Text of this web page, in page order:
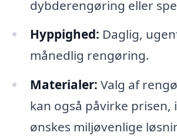
dybderengøring eller
Hyppighed: Daglig,
månedlig rengøring.
Materialer: Valg af
kan også påvirke
ønskes miljøvenlige